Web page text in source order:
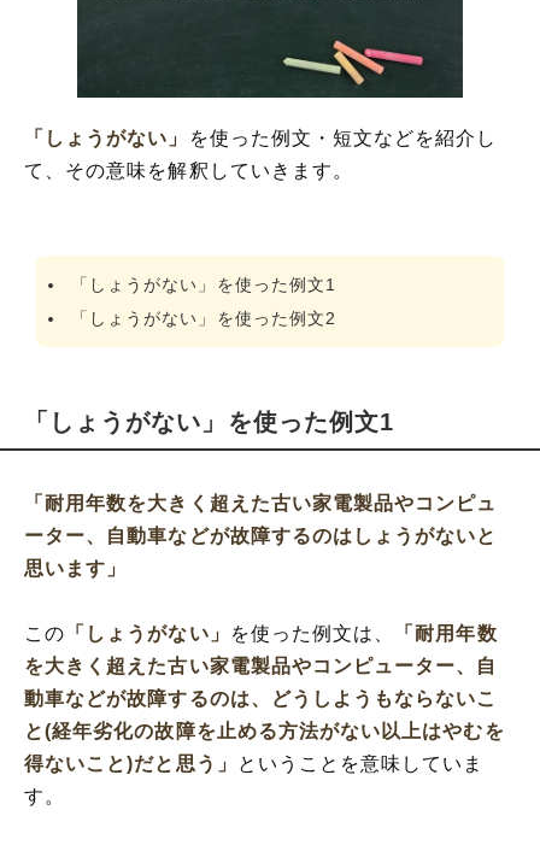
「しょうがない」
を使った例文・短文などを紹介し
て、その意味を解釈していきます。
「しょうがない」を使った例文1
「しょうがない」を使った例文2
「しょうがない」を使った例文1
「耐用年数を大きく超えた古い家電製品やコンピュ
ーター、自動車などが故障するのはしょうがないと
思います」
この 「しょうがない」 を使った例文は、
「耐用年数
を大きく超えた古い家電製品やコンピューター、自
動車などが故障するのは、どうしようもならないこ
と(経年劣化の故障を止める方法がない以上はやむを
得ないこと)だと思う」
ということを意味していま
す。